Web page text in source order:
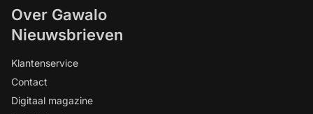
Over Gawalo
Nieuwsbrieven
Klantenservice
Contact
Digitaal magazine